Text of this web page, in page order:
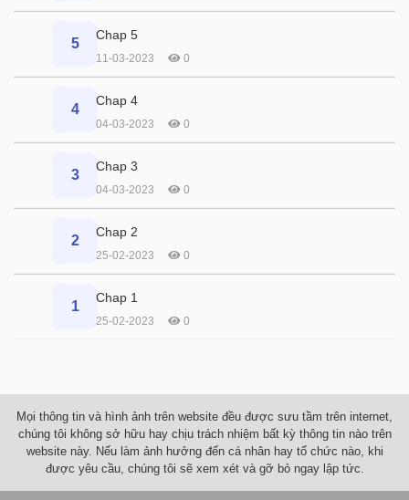
5
Chap 5
11-03-2023 0
4
Chap 4
04-03-2023 0
3
Chap 3
04-03-2023 0
2
Chap 2
25-02-2023 0
1
Chap 1
25-02-2023 0
Mọi thông tin và hình ảnh trên website đều được sưu tầm trên internet,
chúng tôi không sở hữu hay chịu trách nhiệm bất kỳ thông tin nào trên
website này. Nếu làm ảnh hưởng đến cá nhân hay tổ chức nào, khi
được yêu cầu, chúng tôi sẽ xem xét và gỡ bỏ ngay lập tức.